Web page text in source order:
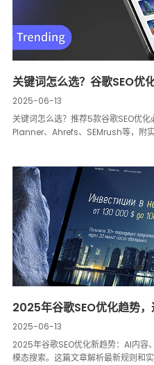
关键词怎么选？谷歌SEO优
2025-06-13
关键词怎么选？推荐5款谷歌SEO优
Planner、Ahrefs、SEMrush等，附
2025年谷歌SEO优化趋势
2025-06-13
2025年谷歌SEO优化新趋势：AI内
模态搜索。这篇文章解析最新规则和